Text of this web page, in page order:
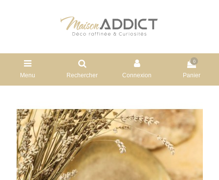
Menu Rechercher Connexion
0
Panier